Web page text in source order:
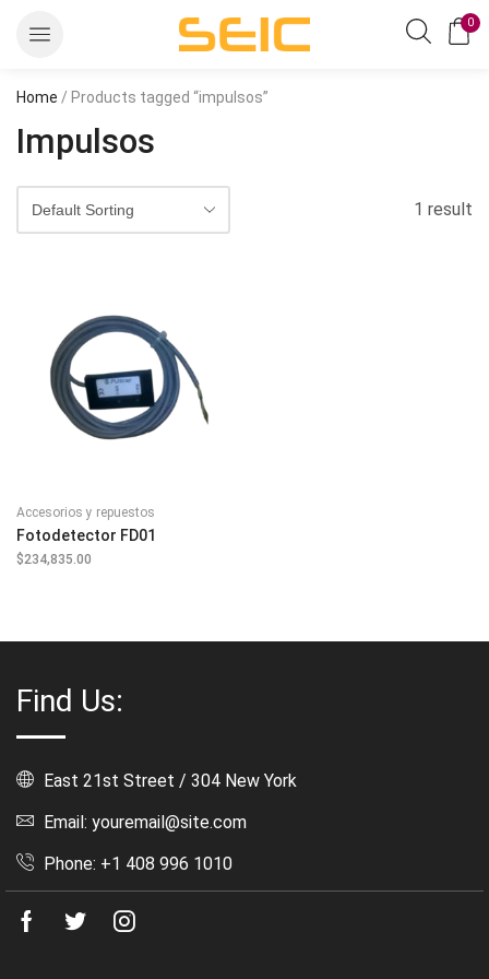
0
Home / Products tagged “impulsos”
Impulsos
1 result
Accesorios y repuestos
Fotodetector FD01
$234,835.00
Find Us:
East 21st Street / 304 New York
Email: youremail@site.com
Phone: +1 408 996 1010
Facebook
Twitter